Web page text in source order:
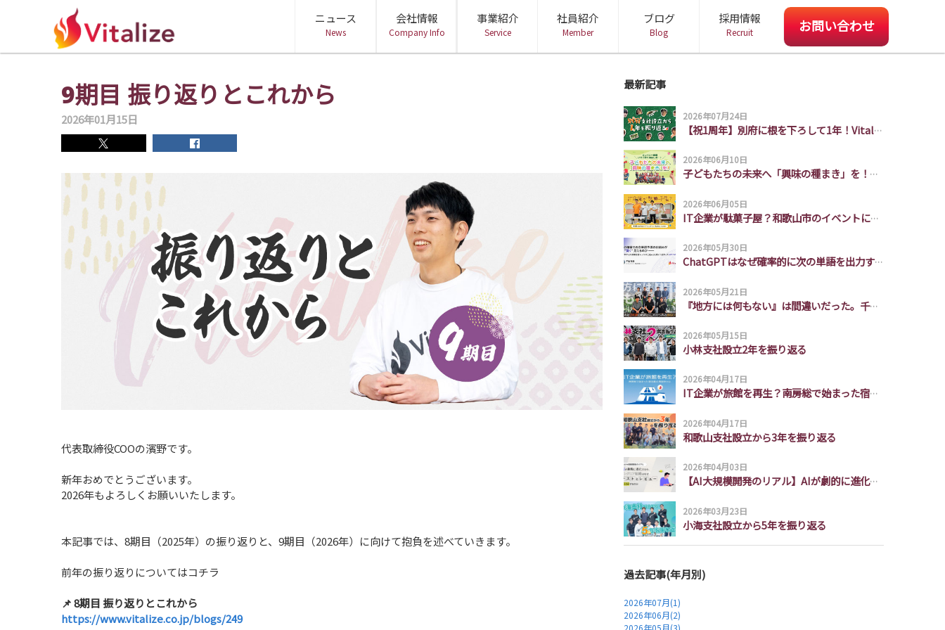
ニュース
News
会社情報
Company Info
事業紹介
Service
社員紹介
Member
ブログ
Blog
採用情報
Recruit お問い合わせ
9期目 振り返りとこれから
2026年01月15日
代表取締役COOの濱野です。
新年おめでとうございます。
2026年もよろしくお願いいたします。
本記事では、8期目（2025年）の振り返りと、9期目（2026年）に向けて抱負を述べていきます。
前年の振り返りについてはコチラ
📌 8期目 振り返りとこれから
https://www.vitalize.co.jp/blogs/249
最新記事
2026年07月24日
【祝1周年】別府に根を下ろして1年！Vitalize別府支社の挑戦とチームの裏側
2026年06月10日
子どもたちの未来へ「興味の種まき」を！サンベリー農園いちご狩り遠足レポート
2026年06月05日
IT企業が駄菓子屋？和歌山市のイベントに出店してみた
2026年05月30日
ChatGPTはなぜ確率的に次の単語を出力するだけで頭の良い出力ができるのか説明できなかったので勉強した。
2026年05月21日
『地方には何もない』は間違いだった。千葉支社3年間の軌跡と、これから創る面白い未来
2026年05月15日
小林支社設立2年を振り返る
2026年04月17日
IT企業が旅館を再生？南房総で始まった宿泊業の再設計とは
2026年04月17日
和歌山支社設立から3年を振り返る
2026年04月03日
【AI大規模開発のリアル】AIが劇的に進化する今、エンジニア組織はなぜ「テストとレビュー」に回帰するのか
2026年03月23日
小海支社設立から5年を振り返る
過去記事(年月別)
2026年07月(1)
2026年06月(2)
2026年05月(3)